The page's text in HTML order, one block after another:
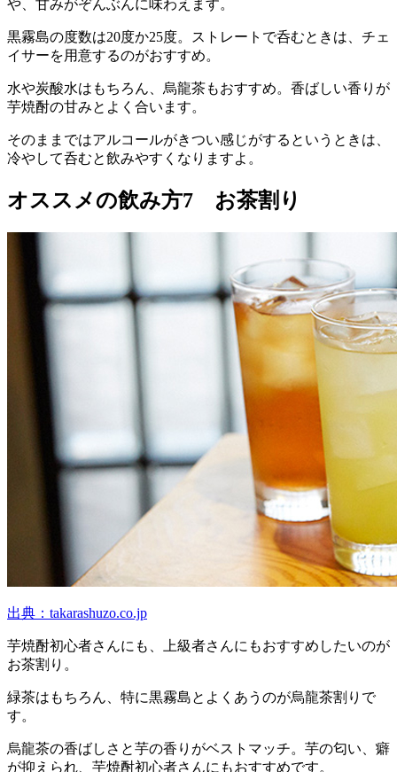
や、甘みがぞんぶんに味わえます。
黒霧島の度数は20度か25度。ストレートで呑むときは、チェ
イサーを用意するのがおすすめ。
水や炭酸水はもちろん、烏龍茶もおすすめ。香ばしい香りが
芋焼酎の甘みとよく合います。
そのままではアルコールがきつい感じがするというときは、
冷やして呑むと飲みやすくなりますよ。
オススメの飲み方7 お茶割り
出典：takarashuzo.co.jp
芋焼酎初心者さんにも、上級者さんにもおすすめしたいのが
お茶割り。
緑茶はもちろん、特に黒霧島とよくあうのが烏龍茶割りで
す。
烏龍茶の香ばしさと芋の香りがベストマッチ。芋の匂い、癖
が抑えられ、芋焼酎初心者さんにもおすすめです。